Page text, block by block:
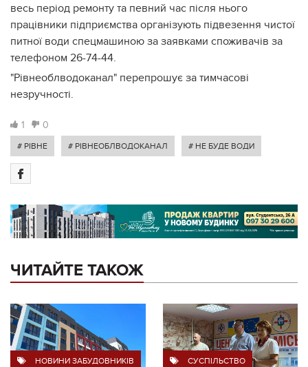
весь період ремонту та певний час після нього
працівники підприємства організують підвезення чистої
питної води спецмашиною за заявками споживачів за
телефоном 26-74-44.
"Рівнеоблводоканал" перепрошує за тимчасові
незручності.
1 0
# РІВНЕ # РІВНЕОБЛВОДОКАНАЛ # НЕ БУДЕ ВОДИ
ЧИТАЙТЕ ТАКОЖ
НОВИНИ ЗАБУДОВНИКІВ СУСПІЛЬСТВО